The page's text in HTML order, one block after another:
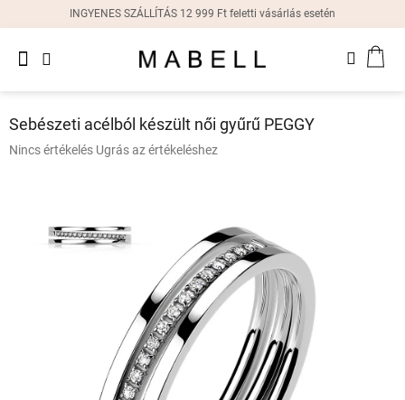
tartalomhoz
INGYENES SZÁLLÍTÁS 12 999 Ft feletti vásárlás esetén
Női
fülbevalók
Ajándékdobozok
Sebészeti acélból készült női gyűrű PEGGY
A
Nincs értékelés Ugrás az értékeléshez